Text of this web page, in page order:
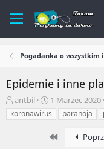
Pogadanka o wszystkim
Epidemie i inne
A
u
t
antbil
R
o
z
p
o
1 Marzec 2020
koronawirus
paranoja
First